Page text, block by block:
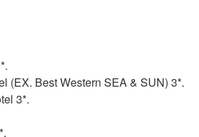
(EX. Best Western SEA & SUN) 3*.
3*.